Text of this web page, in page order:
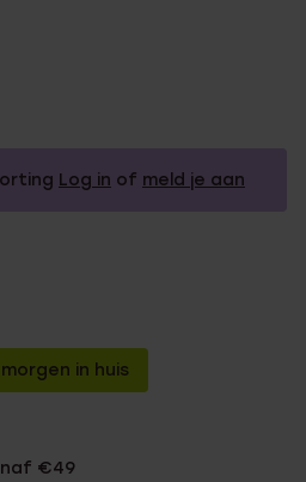
Log in of meld je aan
in huis
€49